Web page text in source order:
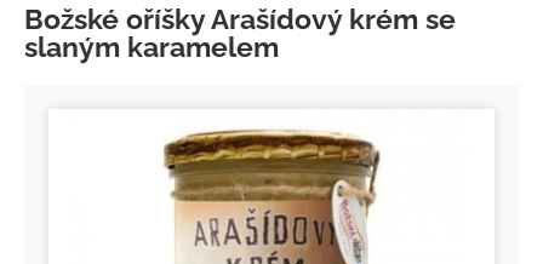
Božské oříšky Arašídový krém se
slaným karamelem